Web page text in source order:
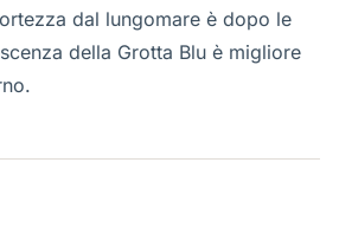
dal lungomare è dopo le
della Grotta Blu è migliore